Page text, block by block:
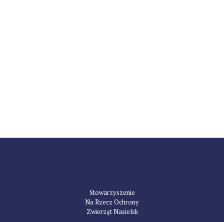
Stowarzyszenie
Na Rzecz Ochrony
Zwierząt Nasielsk